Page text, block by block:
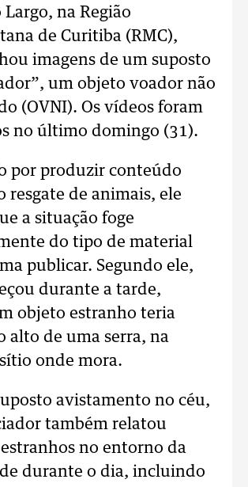
Largo, na Região
de Curitiba (RMC),
imagens de um suposto
um objeto voador não
(OVNI). Os vídeos foram
no último domingo (31).
por produzir conteúdo
resgate de animais, ele
a situação foge
do tipo de material
publicar. Segundo ele,
durante a tarde,
objeto estranho teria
alto de uma serra, na
onde mora.
avistamento no céu,
também relatou
no entorno da
durante o dia, incluindo